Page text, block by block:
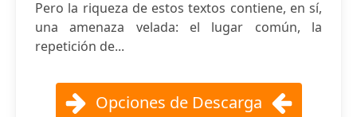
Pero la riqueza de estos textos contiene, en sí,
una amenaza velada: el lugar común, la
repetición de...
Opciones de Descarga